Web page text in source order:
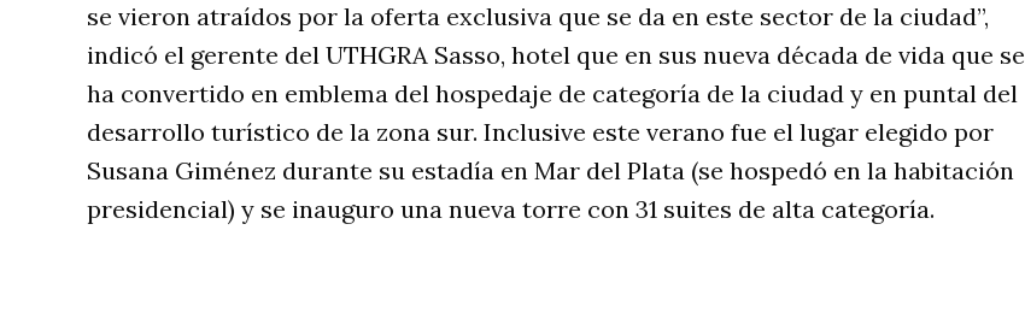
se vieron atraídos por la oferta exclusiva que se da en este sector de la ciudad”,
indicó el gerente del UTHGRA Sasso, hotel que en sus nueva década de vida que se
ha convertido en emblema del hospedaje de categoría de la ciudad y en puntal del
desarrollo turístico de la zona sur. Inclusive este verano fue el lugar elegido por
Susana Giménez durante su estadía en Mar del Plata (se hospedó en la habitación
presidencial) y se inauguro una nueva torre con 31 suites de alta categoría.